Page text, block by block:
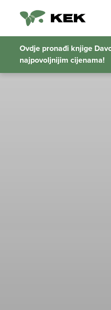
Ovdje pronađi knjige
najpovoljnijim cijenama!